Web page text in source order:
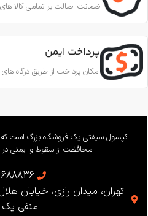
ضمانت اصالت بر تمامی کالا
پرداخت ایمن
امکان پرداخت از طریق درگاه
کپسول سیفتی یک فروشگاه بزرگ است که
محافظت از سقوط و ایمنی در
تهران، میدان رازی، خیابان
منفی یک